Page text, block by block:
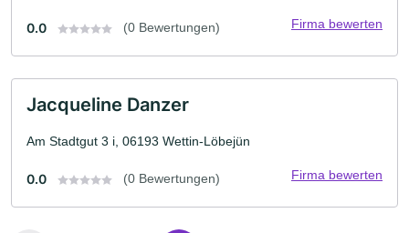
0.0 (0 Bewertungen) Firma bewerten
Jacqueline Danzer
Am Stadtgut 3 i, 06193 Wettin-Löbejün
0.0 (0 Bewertungen) Firma bewerten